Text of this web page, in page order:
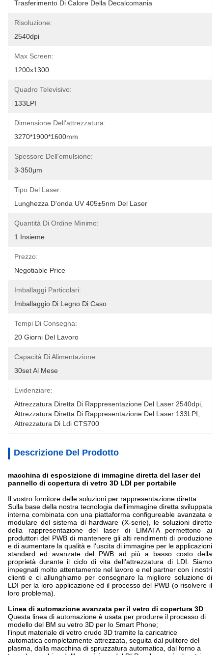
Trasferimento Di Calore Della Decalcomania
Risoluzione:
2540dpi
Max Screen:
1200x1300
Quadro Televisivo:
133LPI
Dimensione Dell'attrezzatura:
3270*1900*1600mm
Spessore Dell'emulsione:
3-350μm
Tipo Del Laser:
Lunghezza D'onda UV 405±5nm Del Laser
Quantità Di Ordine Minimo:
1 Insieme
Prezzo:
Negotiable Price
Imballaggi Particolari:
Imballaggio Di Legno Di Caso
Tempi Di Consegna:
20 Giorni Del Lavoro
Capacità Di Alimentazione:
30set Al Mese
Evidenziare:
Attrezzatura Diretta Di Rappresentazione Del Laser 2540dpi
Attrezzatura Diretta Di Rappresentazione Del Laser 133LPI
Attrezzatura Di Ldi CTS700
Descrizione Del Prodotto
macchina di esposizione di immagine diretta del laser del
pannello di copertura di vetro 3D LDI per portabile
Il vostro fornitore delle soluzioni per rappresentazione diretta
Sulla base della nostra tecnologia dell'immagine diretta sviluppata
interna combinata con una piattaforma configureable avanzata e
modulare del sistema di hardware (X-serie), le soluzioni dirette
della rappresentazione del laser di LIMATA permettono ai
produttori del PWB di mantenere gli alti rendimenti di produzione
e di aumentare la qualità e l'uscita di immagine per le applicazioni
standard ed avanzate del PWB ad più a basso costo della
proprietà durante il ciclo di vita dell'attrezzatura di LDI. Siamo
impegnati molto attentamente nel lavoro e nel partner con i nostri
clienti e ci allunghiamo per consegnare la migliore soluzione di
LDI per la loro applicazione ed il processo del PWB (o risolvere il
loro problema).
Linea di automazione avanzata per il vetro di copertura 3D
Questa linea di automazione è usata per produrre il processo di
modello del BM su vetro 3D per lo Smart Phone;
l'input materiale di vetro crudo 3D tramite la caricatrice
automatica completamente attrezzata, seguita dal pulitore del
plasma, dalla macchina di spruzzatura automatica, dal forno a